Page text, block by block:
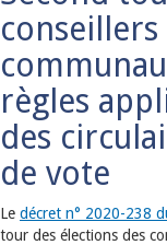
règles
des
de vote
Le décret n° 2020-238
tour des élections des